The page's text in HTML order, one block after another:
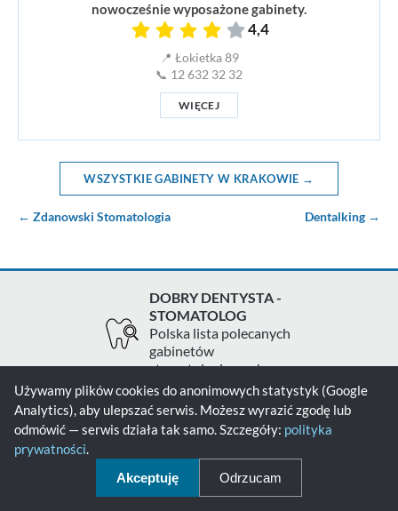
nowocześnie wyposażone gabinety.
4,4
📍 Łokietka 89
📞 12 632 32 32
WIĘCEJ
WSZYSTKIE GABINETY W KRAKOWIE →
← Zdanowski Stomatologia Dentalking →
DOBRY DENTYSTA -
STOMATOLOG
Polska lista polecanych
gabinetów
stomatologicznych
Zgłoś gabinet Kontakt
Polityka prywatności
Polityka cookies
© 2026 - Dobry Dentysta - Stomatolog - Wszelkie prawa zastrzeżone
Używamy plików cookies do anonimowych statystyk (Google
Analytics), aby ulepszać serwis. Możesz wyrazić zgodę lub
odmówić — serwis działa tak samo. Szczegóły: polityka
prywatności.
Akceptuję Odrzucam